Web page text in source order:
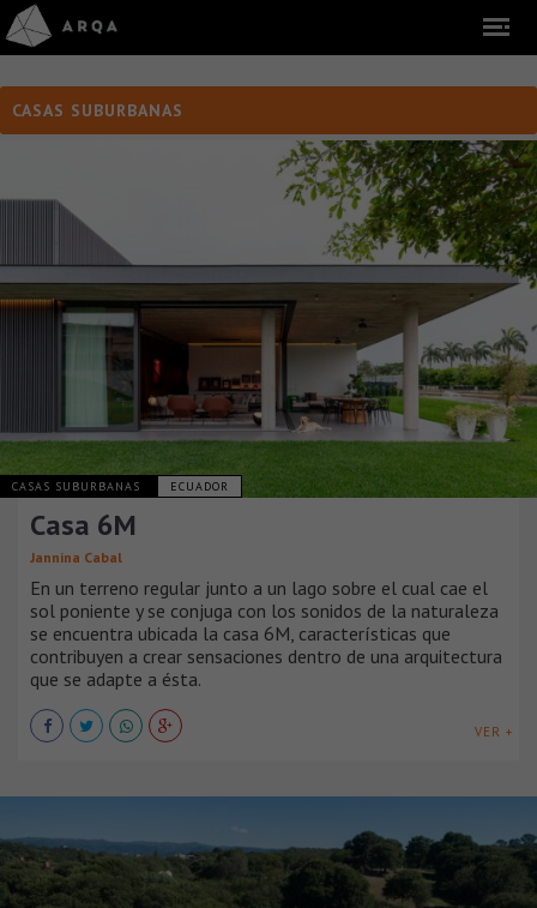
CASAS SUBURBANAS
CASAS SUBURBANAS ECUADOR
Casa 6M
Jannina Cabal
En un terreno regular junto a un lago sobre el cual cae el
sol poniente y se conjuga con los sonidos de la naturaleza
se encuentra ubicada la casa 6M, características que
contribuyen a crear sensaciones dentro de una arquitectura
que se adapte a ésta.
VER +